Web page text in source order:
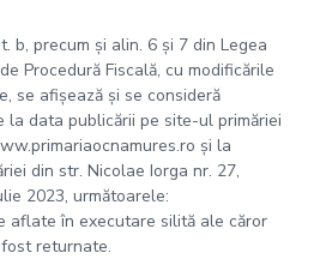
b, precum și alin. 6 și 7 din Legea
Procedură Fiscală, cu modificările
se afișează și se consideră
la data publicării pe site-ul primăriei
și la
din str. Nicolae Iorga nr. 27,
2023, următoarele:
aflate în executare silită ale căror
returnate.